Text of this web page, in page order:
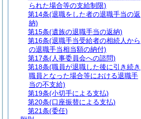
られた場合等の支給制限)
第14条(退職をした者の退職手当の返
納)
第15条(遺族の退職手当の返納)
第16条(退職手当受給者の相続人から
の退職手当相当額の納付)
第17条(人事委員会への諮問)
第18条(職員が退職した後に引き続き
職員となった場合等における退職手
当の不支給)
第19条(小切手による支払)
第20条(口座振替による支払)
第21条(委任)